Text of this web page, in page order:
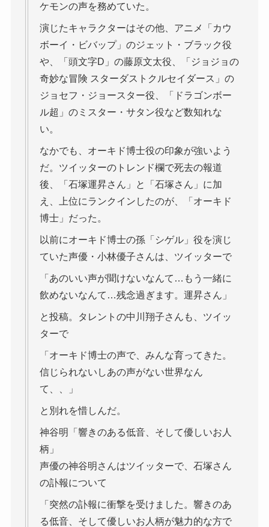
ケモンの声を務めていた。
演じたキャラクターはその他、アニメ「カウ
ボーイ・ビバップ」のジェット・ブラック役
や、「頭文字D」の藤原文太役、「ジョジョの
奇妙な冒険 スターダストクルセイダース」の
ジョセフ・ジョースター役、「ドラゴンボー
ル超」のミスター・サタン役など数知れな
い。
なかでも、オーキド博士役の印象が強いよう
だ。ツイッターのトレンド欄で死去の報道
後、「石塚運昇さん」と「石塚さん」に加
え、上位にランクインしたのが、「オーキド
博士」だった。
以前にオーキド博士の孫「シゲル」役を演じ
ていた声優・小林優子さんは、ツイッターで
「あのいい声が聞けないなんて…もう一緒に
飲めないなんて…残念過ぎます。運昇さん」
と投稿。タレントの中川翔子さんも、ツイッ
ターで
「オーキド博士の声で、みんな育ってきた。
信じられないしあの声がない世界なん
て、、」
と別れを惜しんだ。
神谷明「響きのある低音、そして優しいお人
柄」
声優の神谷明さんはツイッターで、石塚さん
の訃報について
「突然の訃報に衝撃を受けました。響きのあ
る低音、そして優しいお人柄が魅力的な方で